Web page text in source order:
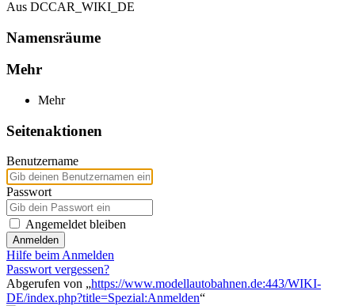
Aus DCCAR_WIKI_DE
Namensräume
Mehr
Mehr
Seitenaktionen
Benutzername
Passwort
Angemeldet bleiben
Anmelden
Hilfe beim Anmelden
Passwort vergessen?
Abgerufen von „https://www.modellautobahnen.de:443/WIKI-
DE/index.php?title=Spezial:Anmelden“